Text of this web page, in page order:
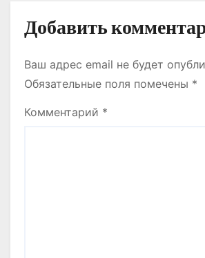
м
Добавить
Ваш адрес email не будет
Обязательные поля помечены *
Комментарий *